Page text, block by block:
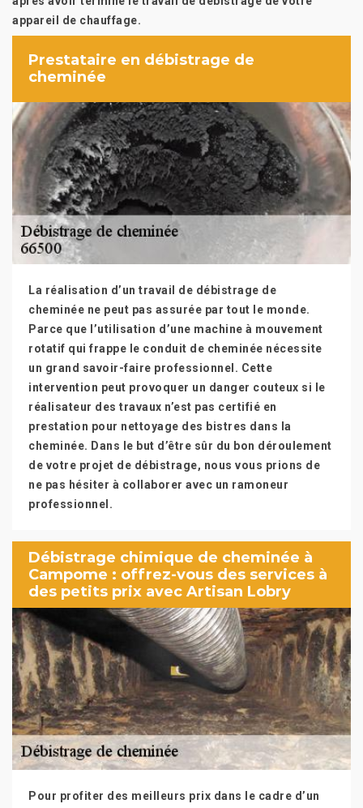
appareil de chauffage.
Prestataire en débistrage de
cheminée
La réalisation d’un travail de débistrage de
cheminée ne peut pas assurée par tout le monde.
Parce que l’utilisation d’une machine à mouvement
rotatif qui frappe le conduit de cheminée nécessite
un grand savoir-faire professionnel. Cette
intervention peut provoquer un danger couteux si le
réalisateur des travaux n’est pas certifié en
prestation pour nettoyage des bistres dans la
cheminée. Dans le but d’être sûr du bon déroulement
de votre projet de débistrage, nous vous prions de
ne pas hésiter à collaborer avec un ramoneur
professionnel.
Débistrage chimique de cheminée à
Campome : offrez-vous des services à
des petits prix avec Artisan Lobry
Pour profiter des meilleurs prix dans le cadre d’un